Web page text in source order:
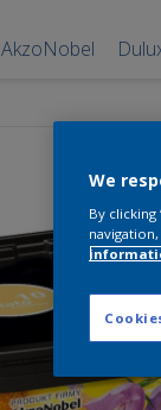
AkzoNobel
We
By